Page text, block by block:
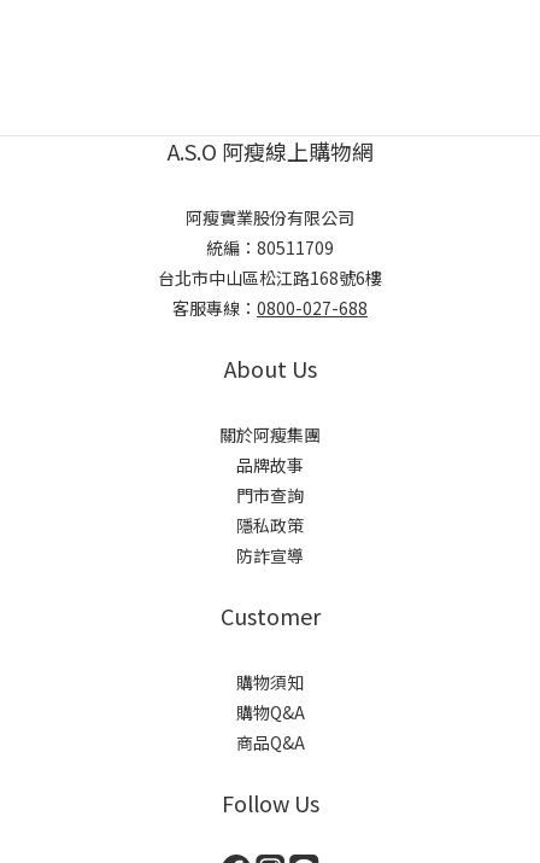
A.S.O 阿瘦線上購物網
阿瘦實業股份有限公司
統編：80511709
台北市中山區松江路168號6樓
客服專線： 0800-027-688
About Us
關於阿瘦集團
品牌故事
門市查詢
隱私政策
防詐宣導
Customer
購物須知
購物Q&A
商品Q&A
Follow Us